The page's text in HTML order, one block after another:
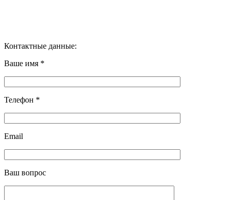
Контактные данные:
Ваше имя *
Телефон *
Email
Ваш вопрос